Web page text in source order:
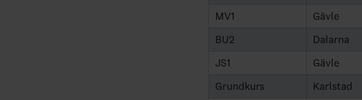
MV1
Gävle
BU2
Dalarna
JS1
Gävle
Grundkurs
Karlstad